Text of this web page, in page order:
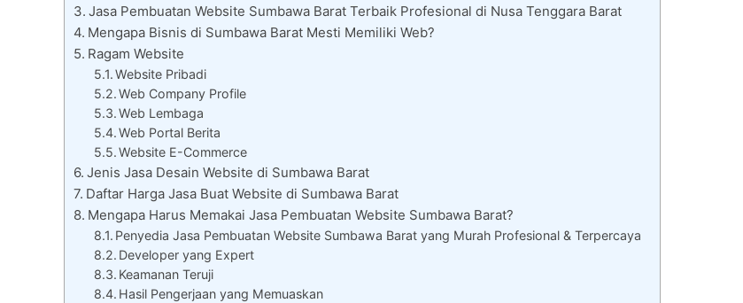
Jasa Pembuatan Website Sumbawa Barat Terbaik Profesional di Nusa Tenggara Barat
Mengapa Bisnis di Sumbawa Barat Mesti Memiliki Web?
Ragam Website
Website Pribadi
Web Company Profile
Web Lembaga
Web Portal Berita
Website E-Commerce
Jenis Jasa Desain Website di Sumbawa Barat
Daftar Harga Jasa Buat Website di Sumbawa Barat
Mengapa Harus Memakai Jasa Pembuatan Website Sumbawa Barat?
Penyedia Jasa Pembuatan Website Sumbawa Barat yang Murah Profesional & Terpercaya
Developer yang Expert
Keamanan Teruji
Hasil Pengerjaan yang Memuaskan